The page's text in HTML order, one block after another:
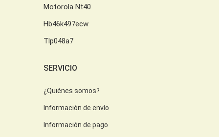
Motorola Nt40
Hb46k497ecw
Tlp048a7
SERVICIO
¿Quiénes somos?
Información de envío
Información de pago